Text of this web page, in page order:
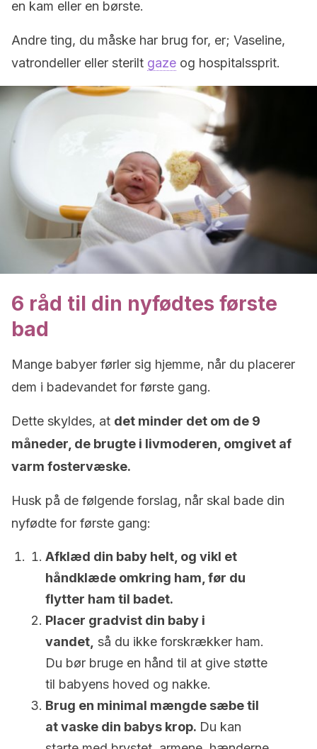
en kam eller en børste.
Andre ting, du måske har brug for, er; Vaseline,
vatrondeller eller sterilt gaze og hospitalssprit.
6 råd til din nyfødtes første
bad
Mange babyer førler sig hjemme, når du placerer
dem i badevandet for første gang.
Dette skyldes, at det minder det om de 9
måneder, de brugte i livmoderen, omgivet af
varm fostervæske.
Husk på de følgende forslag, når skal bade din
nyfødte for første gang:
Afklæd din baby helt, og vikl et
håndklæde omkring ham, før du
flytter ham til badet.
Placer gradvist din baby i
vandet, så du ikke forskrækker ham.
Du bør bruge en hånd til at give støtte
til babyens hoved og nakke.
Brug en minimal mængde sæbe til
at vaske din babys krop. Du kan